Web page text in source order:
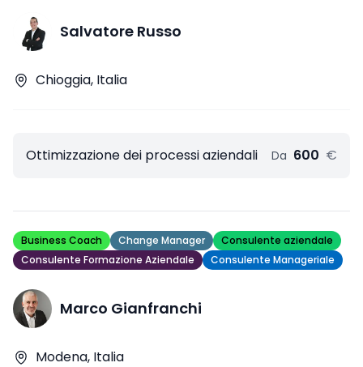
Salvatore Russo
Chioggia, Italia
Ottimizzazione dei processi aziendali Da 600 €
Business Coach Change Manager
Consulente aziendale
Consulente Formazione Aziendale
Consulente Manageriale
Marco Gianfranchi
Modena, Italia